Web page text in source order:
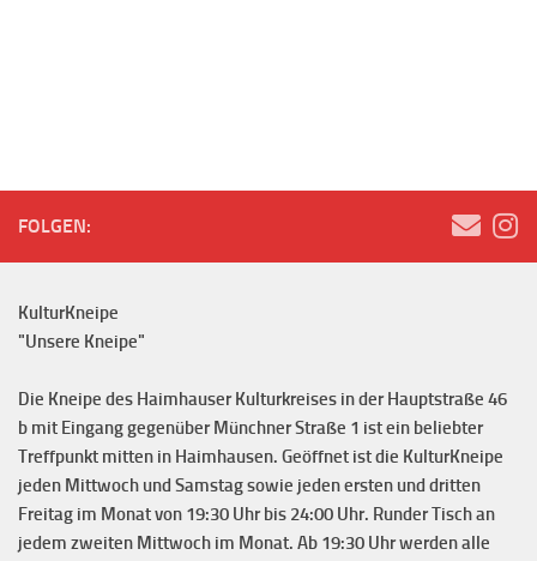
FOLGEN:
KulturKneipe
"Unsere Kneipe"
Die Kneipe des Haimhauser Kulturkreises in der Hauptstraße 46
b mit Eingang gegenüber Münchner Straße 1 ist ein beliebter
Treffpunkt mitten in Haimhausen. Geöffnet ist die KulturKneipe
jeden Mittwoch und Samstag sowie jeden ersten und dritten
Freitag im Monat von 19:30 Uhr bis 24:00 Uhr. Runder Tisch an
jedem zweiten Mittwoch im Monat. Ab 19:30 Uhr werden alle